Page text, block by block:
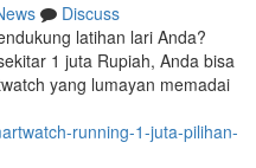
Discuss
latihan lari Anda?
1 juta Rupiah, Anda bisa
yang lumayan memadai
running-1-juta-pilihan-